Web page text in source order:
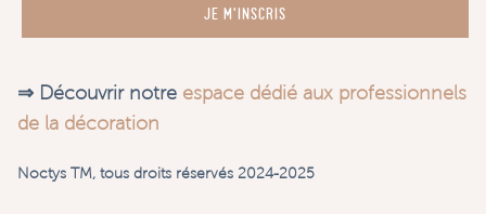
JE M'INSCRIS
⇒ Découvrir notre espace dédié aux professionnels
de la décoration
Noctys TM, tous droits réservés 2024-2025